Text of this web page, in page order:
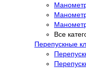
Все
Перепускные